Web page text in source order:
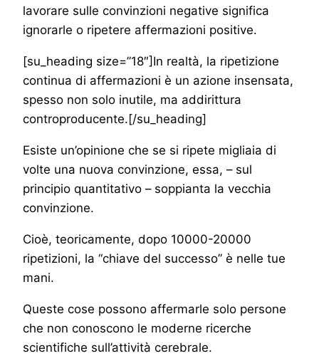
lavorare sulle convinzioni negative significa
ignorarle o ripetere affermazioni positive.
[su_heading size=”18″]In realtà, la ripetizione
continua di affermazioni è un azione insensata,
spesso non solo inutile, ma addirittura
controproducente.[/su_heading]
Esiste un’opinione che se si ripete migliaia di
volte una nuova convinzione, essa, – sul
principio quantitativo – soppianta la vecchia
convinzione.
Cioè, teoricamente, dopo 10000-20000
ripetizioni, la “chiave del successo” è nelle tue
mani.
Queste cose possono affermarle solo persone
che non conoscono le moderne ricerche
scientifiche sull’attività cerebrale.